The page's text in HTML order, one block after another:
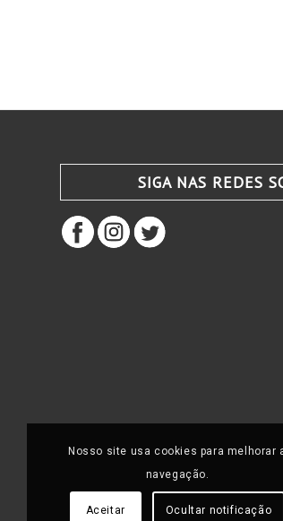
SIGA NAS REDES
Nosso site usa cookies para melhorar
navegação.
Aceitar Ocultar notificação